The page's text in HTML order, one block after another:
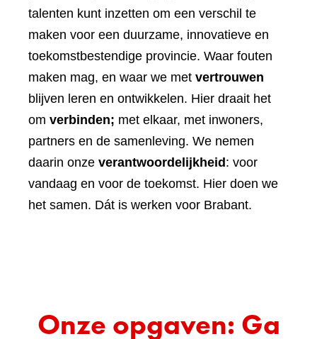
talenten kunt inzetten om een verschil te
maken voor een duurzame, innovatieve en
toekomstbestendige provincie. Waar fouten
maken mag, en waar we met vertrouwen
blijven leren en ontwikkelen. Hier draait het
om verbinden; met elkaar, met inwoners,
partners en de samenleving. We nemen
daarin onze verantwoordelijkheid: voor
vandaag en voor de toekomst. Hier doen we
het samen. Dát is werken voor Brabant.
Onze opgaven: Ga